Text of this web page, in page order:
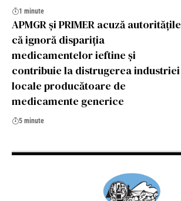
1 minute
APMGR şi PRIMER acuză autorităţile
că ignoră dispariţia
medicamentelor ieftine şi
contribuie la distrugerea industriei
locale producătoare de
medicamente generice
5 minute